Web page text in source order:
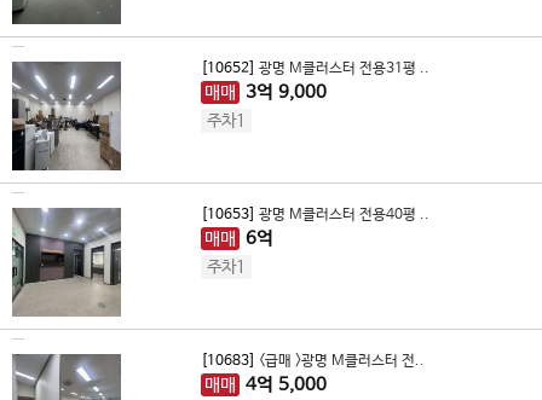
[10652] 광명 M클러스터 전용31평 ..
매매 3억 9,000
주차1
[10653] 광명 M클러스터 전용40평 ..
매매 6억
주차1
[10683] <급매 >광명 M클러스터 전..
매매 4억 5,000